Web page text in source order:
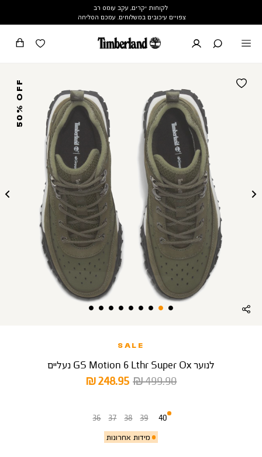
לקוחות יקרים, עקב עומס רב
צפויים עיכובים במשלוחים. עמכם הסליחה
50% OFF
SALE
לנוער GS Motion 6 Lthr Super Ox נעליים
מחיר
248.95 ₪
מחיר
499.90 ₪
36 37 38 39 40
מידות אחרונות